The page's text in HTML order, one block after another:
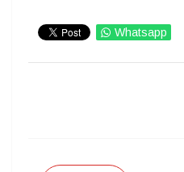
Whatsapp